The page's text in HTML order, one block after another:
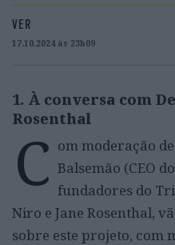
VER
17.10.2024 às 23h09
1. À conversa com
Rosenthal
C om moderação
Balsemão (CEO
fundadores do
Niro e Jane Rosenthal,
sobre este projeto, com